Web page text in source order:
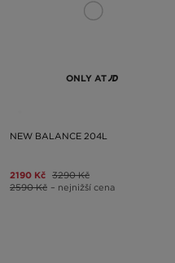
ONLY AT
NEW BALANCE 204L
2190 Kč 3290 Kč
2590 Kč – nejnižší cena